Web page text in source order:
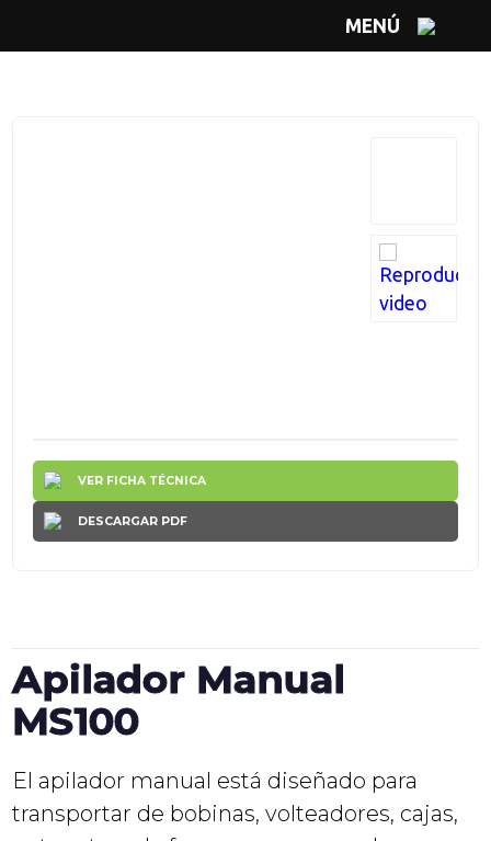
MENÚ
VER FICHA TÉCNICA
DESCARGAR PDF
Apilador Manual
MS100
El apilador manual está diseñado para
transportar de bobinas, volteadores, cajas,